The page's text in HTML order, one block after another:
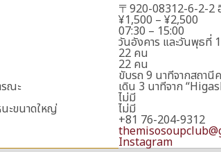
〒920-08312-6-2-2
¥1,500 – ¥2,500
07:30 – 15:00
วันอังคาร และวันพุธที่
22 คน
22 คน
ขับรถ 9 นาทีจากสถานีค
รณะ เดิน 3 นาทีจาก
ไม่มี
ะขนาดใหญ่ ไม่มี
+81 76-204-9312
Instagram